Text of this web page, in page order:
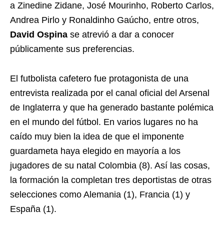
a Zinedine Zidane, José Mourinho, Roberto Carlos,
Andrea Pirlo y Ronaldinho Gaúcho, entre otros,
David Ospina se atrevió a dar a conocer
públicamente sus preferencias.
El futbolista cafetero fue protagonista de una
entrevista realizada por el canal oficial del Arsenal
de Inglaterra y que ha generado bastante polémica
en el mundo del fútbol. En varios lugares no ha
caído muy bien la idea de que el imponente
guardameta haya elegido en mayoría a los
jugadores de su natal Colombia (8). Así las cosas,
la formación la completan tres deportistas de otras
selecciones como Alemania (1), Francia (1) y
España (1).